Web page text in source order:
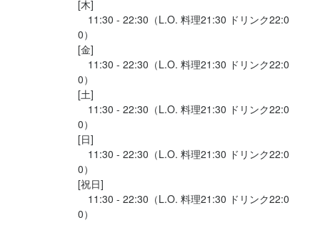
[木]
11:30 - 22:30（L.O. 料理21:30 ドリンク22:0
0）
[金]
11:30 - 22:30（L.O. 料理21:30 ドリンク22:0
0）
[土]
11:30 - 22:30（L.O. 料理21:30 ドリンク22:0
0）
[日]
11:30 - 22:30（L.O. 料理21:30 ドリンク22:0
0）
[祝日]
11:30 - 22:30（L.O. 料理21:30 ドリンク22:0
0）